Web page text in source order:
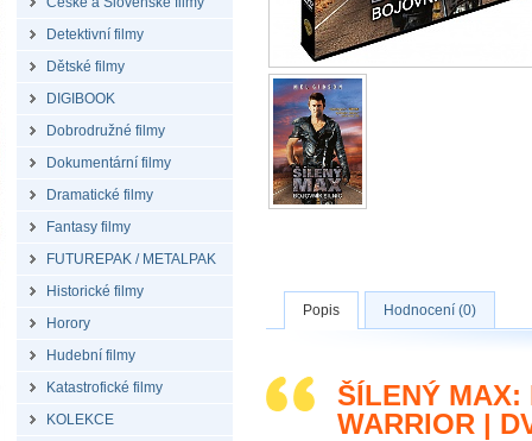
Detektivní filmy
Dětské filmy
DIGIBOOK
Dobrodružné filmy
Dokumentární filmy
Dramatické filmy
Fantasy filmy
FUTUREPAK / METALPAK
Historické filmy
Horory
Hudební filmy
Katastrofické filmy
KOLEKCE
Popis Hodnocení (0)
ŠÍLENÝ
WARRIOR |